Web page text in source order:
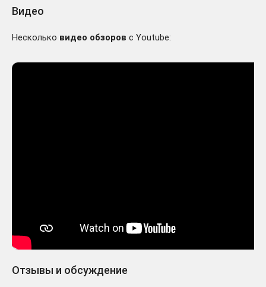
Видео
Несколько видео обзоров с Youtube:
Отзывы и обсуждение